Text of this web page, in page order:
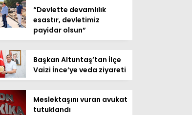
“Devlette devamlılık
esastır, devletimiz
payidar olsun”
Başkan Altuntaş’tan İlçe
Vaizi İnce’ye veda ziyareti
Meslektaşını vuran avukat
tutuklandı